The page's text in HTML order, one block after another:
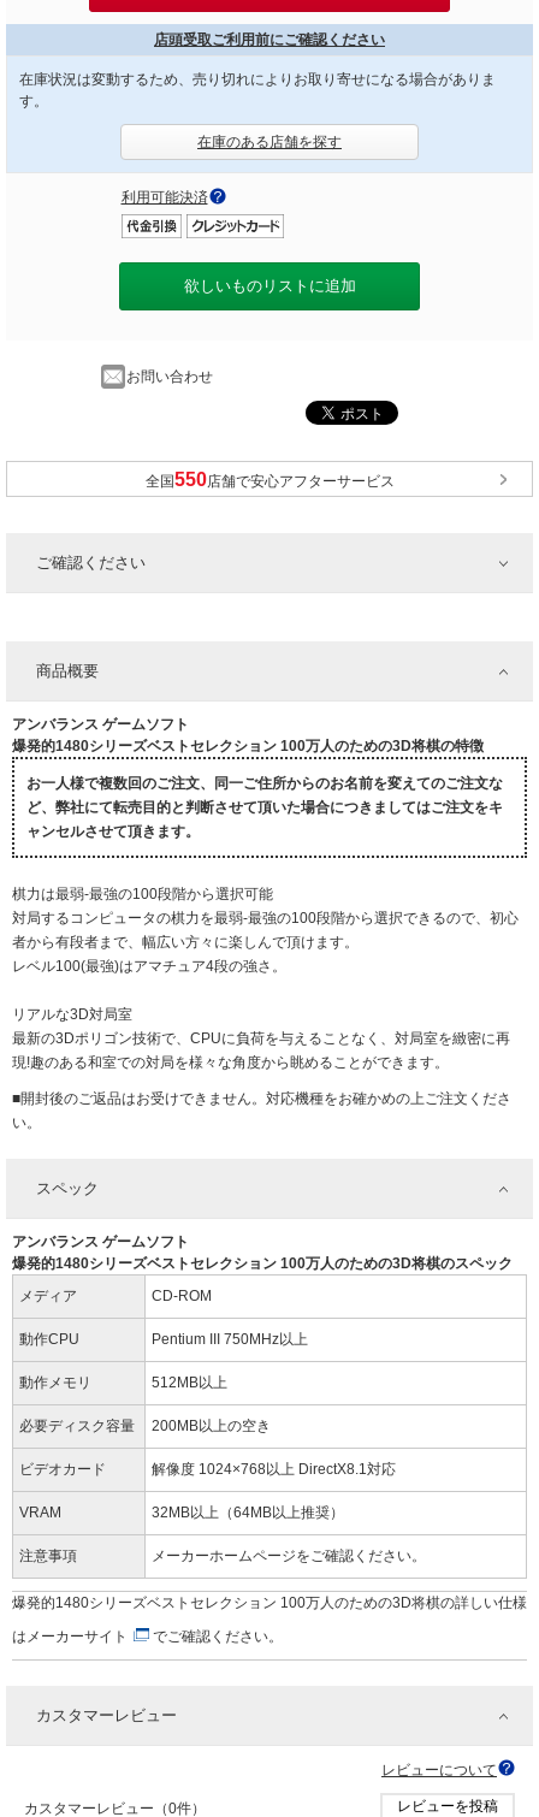
店頭受取ご利用前にご確認ください
在庫状況は変動するため、売り切れによりお取り寄せになる場合がありま
す。
在庫のある店舗を探す
利用可能決済
欲しいものリストに追加
お問い合わせ
全国 店舗で安心アフターサービス
ご確認ください
商品概要
アンバランス ゲームソフト
爆発的1480シリーズベストセレクション 100万人のための3D将棋の特徴
お一人様で複数回のご注文、同一ご住所からのお名前を変えてのご注文な
ど、弊社にて転売目的と判断させて頂いた場合につきましてはご注文をキ
ャンセルさせて頂きます。
棋力は最弱-最強の100段階から選択可能
対局するコンピュータの棋力を最弱-最強の100段階から選択できるので、初心
者から有段者まで、幅広い方々に楽しんで頂けます。
レベル100(最強)はアマチュア4段の強さ。
リアルな3D対局室
最新の3Dポリゴン技術で、CPUに負荷を与えることなく、対局室を緻密に再
現!趣のある和室での対局を様々な角度から眺めることができます。
■開封後のご返品はお受けできません。対応機種をお確かめの上ご注文くださ
い。
スペック
アンバランス ゲームソフト
爆発的1480シリーズベストセレクション 100万人のための3D将棋のスペック
メディア
CD-ROM
動作CPU Pentium III 750MHz以上
動作メモリ 512MB以上
必要ディスク容量 200MB以上の空き
ビデオカード 解像度 1024×768以上 DirectX8.1対応
VRAM 32MB以上（64MB以上推奨）
注意事項 メーカーホームページをご確認ください。
爆発的1480シリーズベストセレクション 100万人のための3D将棋の詳しい仕様
は メーカーサイト でご確認ください。
カスタマーレビュー
レビューについて
カスタマーレビュー（0件） レビューを投稿